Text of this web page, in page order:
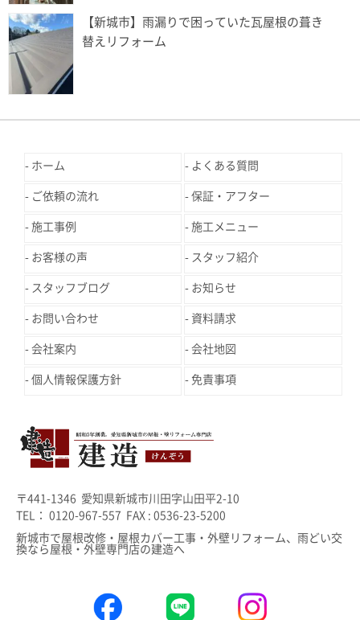
【新城市】雨漏りで困っていた瓦屋根の葺き
替えリフォーム
ホーム よくある質問
ご依頼の流れ 保証・アフター
施工事例 施工メニュー
お客様の声 スタッフ紹介
スタッフブログ お知らせ
お問い合わせ 資料請求
会社案内 会社地図
個人情報保護方針 免責事項
〒441-1346 愛知県新城市川田字山田平2-10
TEL： 0120-967-557 FAX : 0536-23-5200
新城市で屋根改修・屋根カバー工事・外壁リフォーム、雨どい交
換なら屋根・外壁専門店の建造へ